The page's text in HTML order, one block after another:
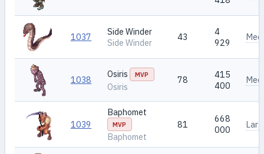
1037
Side Winder
Side Winder
43
4
929
1038
Osiris MVP
Osiris
78
415
400
1039
Baphomet
MVP
Baphomet
81
668
000